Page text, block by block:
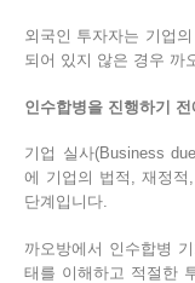
외국인 투자자는 기업
되어 있지 않은 경우 까
인수합병을 진행하기
기업 실사(Business
에 기업의 법적, 재정
단계입니다.
까오방에서 인수합병
태를 이해하고 적절한